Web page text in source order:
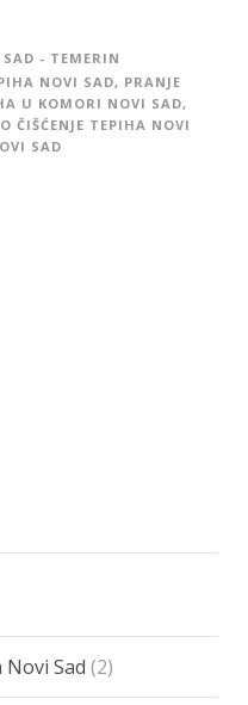
- TEMERIN
NOVI SAD, PRANJE
U KOMORI NOVI SAD,
ČIŠĆENJE TEPIHA NOVI
SAD
Sad (2)